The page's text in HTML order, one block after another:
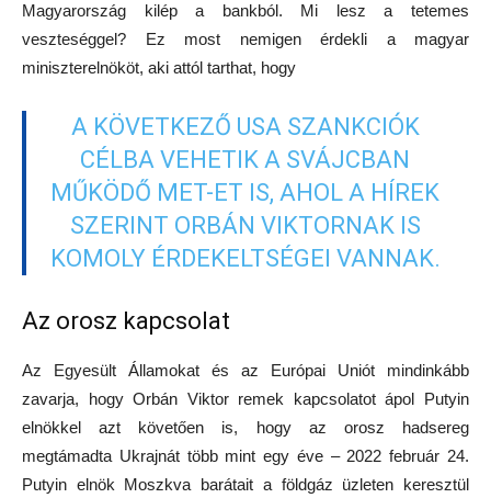
Magyarország kilép a bankból. Mi lesz a tetemes
veszteséggel? Ez most nemigen érdekli a magyar
miniszterelnököt, aki attól tarthat, hogy
A KÖVETKEZŐ USA SZANKCIÓK
CÉLBA VEHETIK A SVÁJCBAN
MŰKÖDŐ MET-ET IS, AHOL A HÍREK
SZERINT ORBÁN VIKTORNAK IS
KOMOLY ÉRDEKELTSÉGEI VANNAK.
Az orosz kapcsolat
Az Egyesült Államokat és az Európai Uniót mindinkább
zavarja, hogy Orbán Viktor remek kapcsolatot ápol Putyin
elnökkel azt követően is, hogy az orosz hadsereg
megtámadta Ukrajnát több mint egy éve – 2022 február 24.
Putyin elnök Moszkva barátait a földgáz üzleten keresztül